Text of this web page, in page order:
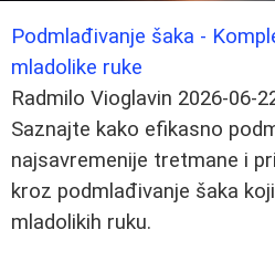
Podmlađivanje šaka -
mladolike ruke
Radmilo Vioglavin 2026-06-
Saznajte kako efikasno
najsavremenije tretmane i
kroz podmlađivanje šaka
mladolikih ruku.